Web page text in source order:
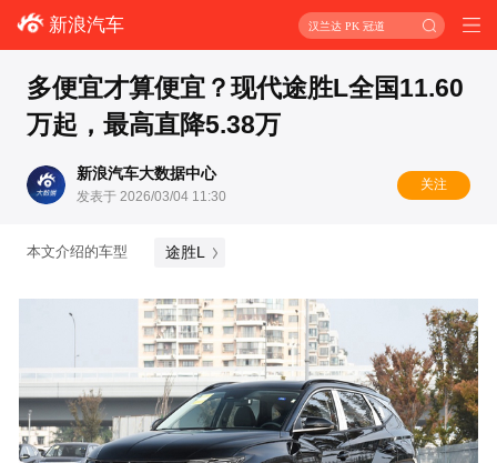
新浪汽车 汉兰达 PK 冠道
多便宜才算便宜？现代途胜L全国11.60
万起，最高直降5.38万
新浪汽车大数据中心
发表于 2026/03/04 11:30
关注
本文介绍的车型 途胜L